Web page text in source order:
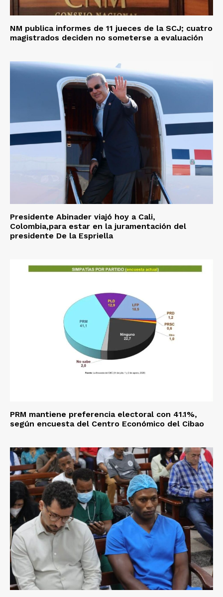
NM publica informes de 11 jueces de la SCJ; cuatro
magistrados deciden no someterse a evaluación
Presidente Abinader viajó hoy a Cali,
Colombia,para estar en la juramentación del
presidente De la Espriella
PRM mantiene preferencia electoral con 41.1%,
según encuesta del Centro Económico del Cibao